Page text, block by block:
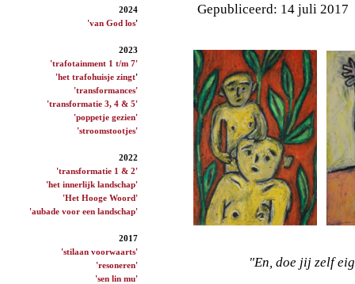
2024
'van God los'
2023
'trafotainment 1 t/m 7'
'het trafohuisje zingt'
'transformances'
'transformatie 3, 4 & 5'
'poppetje gezien'
'stroomstootjes'
2022
'transformatie 1 & 2'
'het innerlijk landschap'
'Het Hooge Woord'
'aubade voor een landschap'
2017
'stilaan voorwaarts'
'resoneren'
'sen lin mu'
Gepubliceerd: 14 juli 2017
"En, doe jij zelf